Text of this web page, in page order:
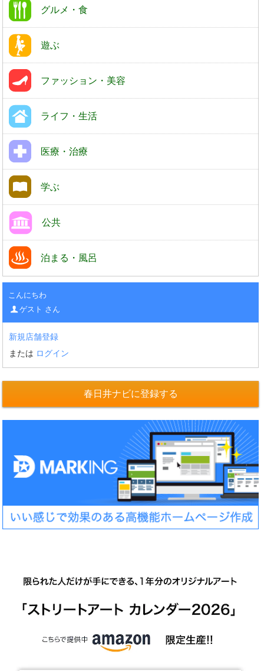
グルメ・食
遊ぶ
ファッション・美容
ライフ・生活
医療・治療
学ぶ
公共
泊まる・風呂
こんにちわ
ゲスト さん
新規店舗登録
または ログイン
春日井ナビに登録する